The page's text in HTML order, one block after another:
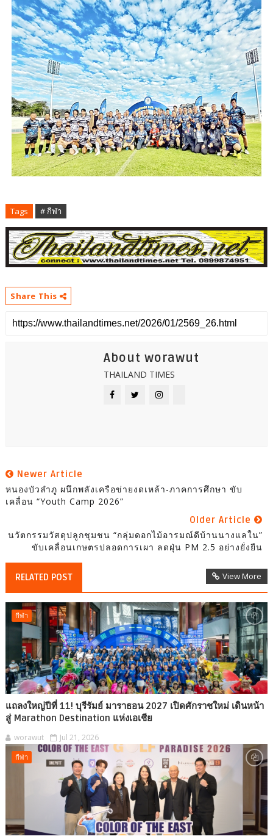
Tags # กีฬา
Share This
About worawut
THAILAND TIMES
Newer Article
หนองบัวลำภู ผนึกพลังเครือข่ายงดเหล้า-ภาคการศึกษา ขับ
เคลื่อน “Youth Camp 2026”
Older Article
นวัตกรรมวัสดุปลูกชุมชน “กลุ่มดอกไม้อารมณ์ดีบ้านนางแลใน”
ขับเคลื่อนเกษตรปลอดการเผา ลดฝุ่น PM 2.5 อย่างยั่งยืน
RELATED POST View More
กีฬา
แถลงใหญ่ปีที่ 11! บุรีรัมย์ มาราธอน 2027 เปิดศักราชใหม่ เดินหน้า
สู่ Marathon Destination แห่งเอเชีย
worawut Jul 21, 2026
กีฬา